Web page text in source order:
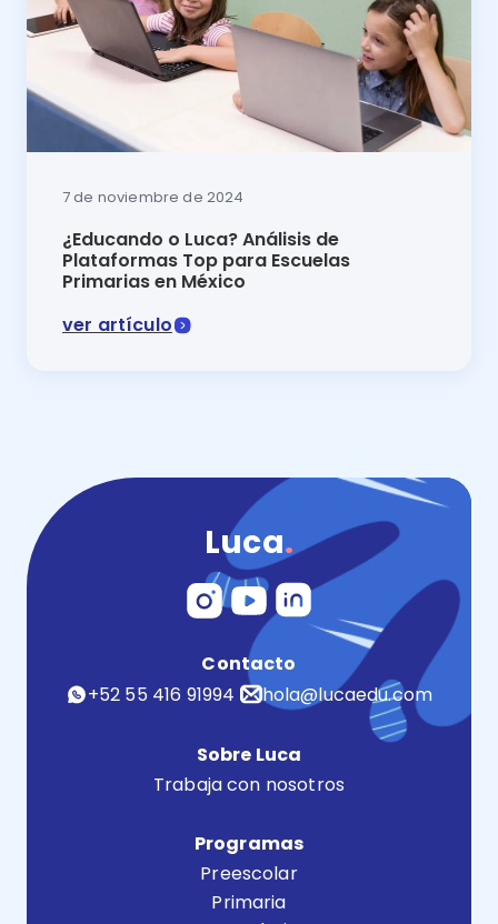
7 de noviembre de 2024
¿Educando o Luca? Análisis de
Plataformas Top para Escuelas
Primarias en México
ver artículo
Luca.
Contacto
+52 55 416 91994
hola@lucaedu.com
Sobre Luca
Trabaja con nosotros
Programas
Preescolar
Primaria